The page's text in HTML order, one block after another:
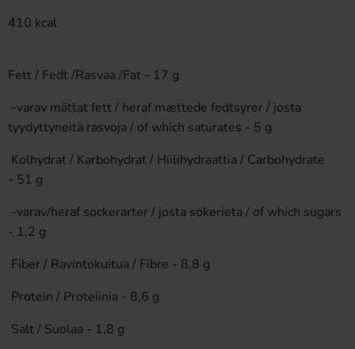
410 kcal
Fett / Fedt /Rasvaa /Fat - 17 g
-varav mättat fett / heraf mættede fedtsyrer / josta
tyydyttyneitä rasvoja / of which saturates - 5 g
Kolhydrat / Karbohydrat / Hiilihydraattia / Carbohydrate
- 51 g
-varav/heraf sockerarter / josta sokerieta / of which sugars
- 1,2 g
Fiber / Ravintokuitua / Fibre - 8,8 g
Protein / Proteiinia - 8,6 g
Salt / Suolaa - 1,8 g